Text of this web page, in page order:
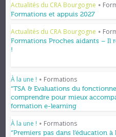
Actualités du CRA Bourgogne •
Formations et appuis 2027
Actualités du CRA Bourgogne •
Formations Proches aidants – Il
!
À la une ! • Formations
“TSA & Evaluations du
comprendre pour mieux
formation e-learning
À la une ! • Formations
“Premiers pas dans l’éducation à